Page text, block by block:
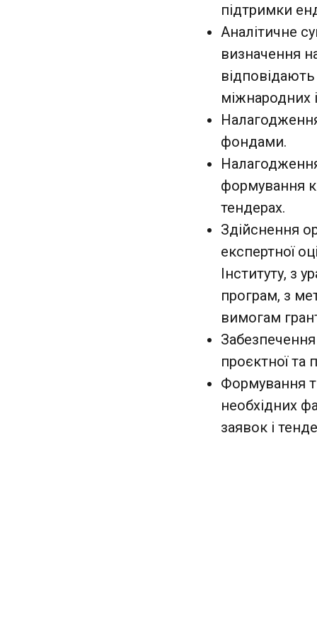
підтримки
Аналітичне
визначення
міжнародних
фондами.
формування
тендерах.
Здійснення
експертної
Інституту, з
програм, з
вимогам
проєктної та
Формування
необхідних
заявок і